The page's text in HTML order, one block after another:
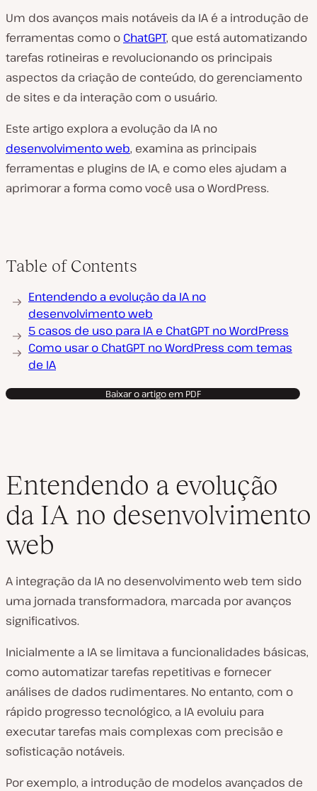
Um dos avanços mais notáveis da IA é a introdução de
ferramentas como o ChatGPT, que está automatizando
tarefas rotineiras e revolucionando os principais
aspectos da criação de conteúdo, do gerenciamento
de sites e da interação com o usuário.
Este artigo explora a evolução da IA no
desenvolvimento web, examina as principais
ferramentas e plugins de IA, e como eles ajudam a
aprimorar a forma como você usa o WordPress.
Table of Contents
Entendendo a evolução da IA no
desenvolvimento web
5 casos de uso para IA e ChatGPT no WordPress
Como usar o ChatGPT no WordPress com temas
de IA
Baixar o artigo em PDF
Entendendo a evolução
da IA no desenvolvimento
web
A integração da IA no desenvolvimento web tem sido
uma jornada transformadora, marcada por avanços
significativos.
Inicialmente a IA se limitava a funcionalidades básicas,
como automatizar tarefas repetitivas e fornecer
análises de dados rudimentares. No entanto, com o
rápido progresso tecnológico, a IA evoluiu para
executar tarefas mais complexas com precisão e
sofisticação notáveis.
Por exemplo, a introdução de modelos avançados de